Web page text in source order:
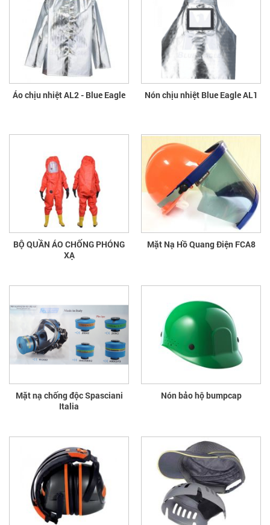
Áo chịu nhiệt AL2 - Blue Eagle Nón chịu nhiệt Blue Eagle AL1
BỘ QUẦN ÁO CHỐNG PHÓNG
XẠ
Mặt Nạ Hồ Quang Điện FCA8
Mặt nạ chống độc Spasciani
Italia
Nón bảo hộ bumpcap